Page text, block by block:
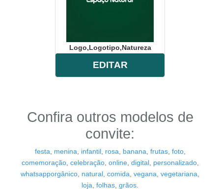
Logo,logotipo,natureza
EDITAR
Confira outros modelos de
convite:
festa menina infantil, rosa banana frutas, foto,
comemoração, celebração, online, digital, personalizado,
whatsapporgânico natural comida vegana vegetariana
loja folhas grãos